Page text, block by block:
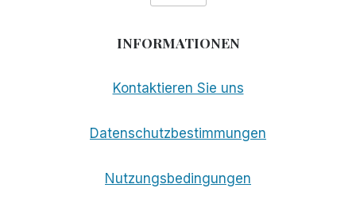
INFORMATIONEN
Kontaktieren Sie uns
Datenschutzbestimmungen
Nutzungsbedingungen